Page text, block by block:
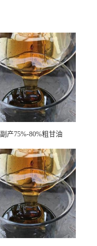
副产75%-80%粗甘油